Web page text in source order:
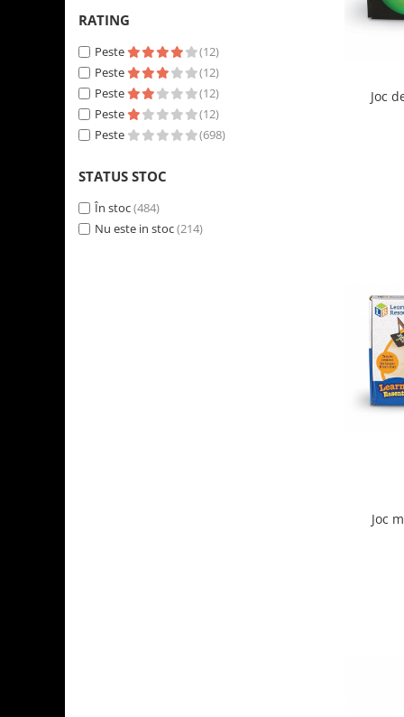
RATING
Peste
(12)
Peste
(12)
Peste
(12)
Peste
(12)
Peste
(698)
STATUS STOC
În stoc(484)
Nu este in stoc(214)
Joc
Joc